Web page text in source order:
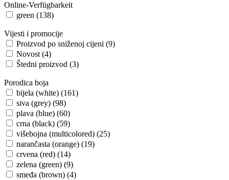
Online-Verfügbarkeit
green (138)
Vijesti i promocije
Proizvod po sniženoj cijeni (9)
Novost (4)
Štedni proizvod (3)
Porodica boja
bijela (white) (161)
siva (grey) (98)
plava (blue) (60)
crna (black) (59)
višebojna (multicolored) (25)
narančasta (orange) (19)
crvena (red) (14)
zelena (green) (9)
smeđa (brown) (4)